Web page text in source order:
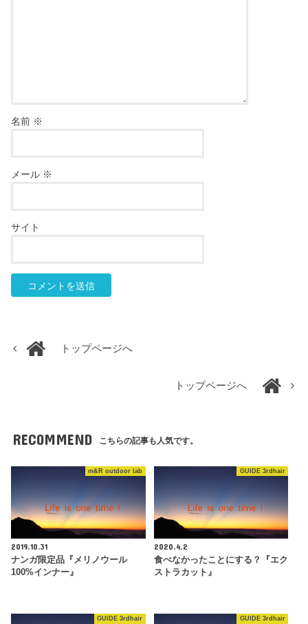
名前 ※
メール ※
サイト
トップページへ
トップページへ
RECOMMEND こちらの記事も人気です。
m&R outdoor lab
2019.10.31
ナンガ限定品『メリノウール
100%インナー』
GUIDE 3rdhair
2020.4.2
食べなかったことにする？『エク
ストラカット』
GUIDE 3rdhair GUIDE 3rdhair